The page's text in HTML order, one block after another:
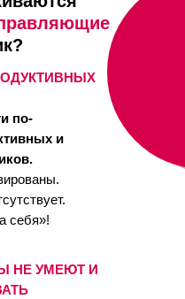
по-
и
себя»!
НЕ УМЕЮТ И